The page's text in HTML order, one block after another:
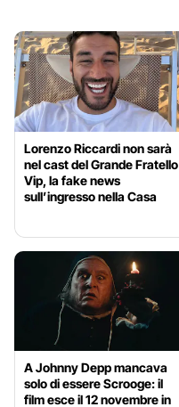
Lorenzo Riccardi non sarà
nel cast del Grande Fratello
Vip, la fake news
sull’ingresso nella Casa
A Johnny Depp mancava
solo di essere Scrooge: il
film esce il 12 novembre in